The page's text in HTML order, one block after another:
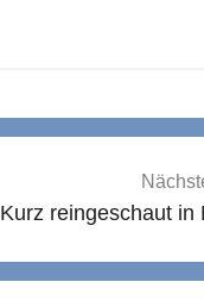
Kurz reingeschaut in